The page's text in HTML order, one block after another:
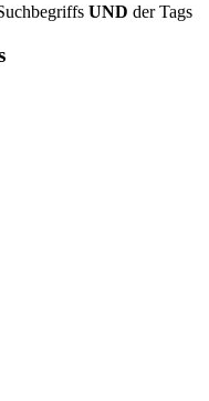
UND der Tags